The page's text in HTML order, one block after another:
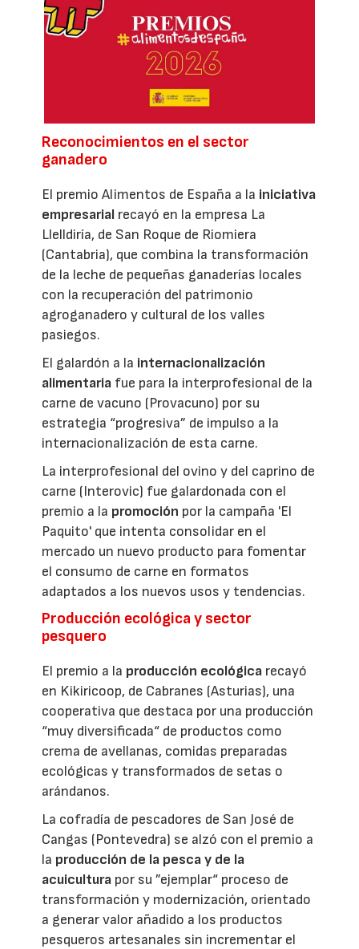
Reconocimientos en el sector
ganadero
El premio Alimentos de España a la iniciativa
empresarial recayó en la empresa La
Llelldiría, de San Roque de Riomiera
(Cantabria), que combina la transformación
de la leche de pequeñas ganaderías locales
con la recuperación del patrimonio
agroganadero y cultural de los valles
pasiegos.
El galardón a la internacionalización
alimentaria fue para la interprofesional de la
carne de vacuno (Provacuno) por su
estrategia “progresiva” de impulso a la
internacionalización de esta carne.
La interprofesional del ovino y del caprino de
carne (Interovic) fue galardonada con el
premio a la promoción por la campaña 'El
Paquito' que intenta consolidar en el
mercado un nuevo producto para fomentar
el consumo de carne en formatos
adaptados a los nuevos usos y tendencias.
Producción ecológica y sector
pesquero
El premio a la producción ecológica recayó
en Kikiricoop, de Cabranes (Asturias), una
cooperativa que destaca por una producción
“muy diversificada“ de productos como
crema de avellanas, comidas preparadas
ecológicas y transformados de setas o
arándanos.
La cofradía de pescadores de San José de
Cangas (Pontevedra) se alzó con el premio a
la producción de la pesca y de la
acuicultura por su ”ejemplar“ proceso de
transformación y modernización, orientado
a generar valor añadido a los productos
pesqueros artesanales sin incrementar el